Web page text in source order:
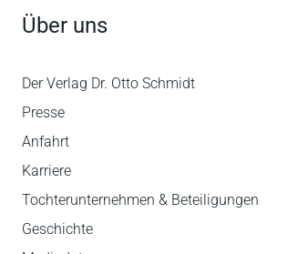
Über uns
Der Verlag Dr. Otto Schmidt
Presse
Anfahrt
Karriere
Tochterunternehmen & Beteiligungen
Geschichte